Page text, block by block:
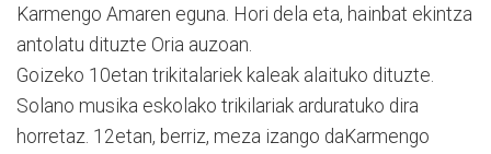
Karmengo Amaren eguna. Hori dela eta, hainbat ekintza
antolatu dituzte Oria auzoan.
Goizeko 10etan trikitalariek kaleak alaituko dituzte.
Solano musika eskolako trikilariak arduratuko dira
horretaz. 12etan, berriz, meza izango daKarmengo